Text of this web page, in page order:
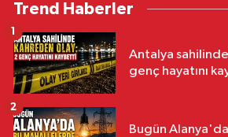
Trend Haberler
Antalya
genç hayatını
1
Bugün
2